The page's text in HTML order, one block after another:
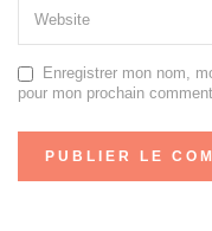
Enregistrer mon nom,
pour mon prochain